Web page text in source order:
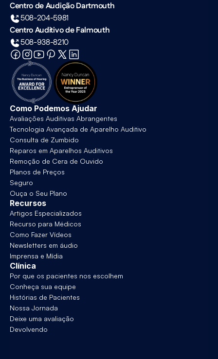
Centro de Audição Dartmouth
508-204-5981
Centro Auditivo de Falmouth
508-938-8210
Como Podemos Ajudar
Avaliações Auditivas Abrangentes
Tecnologia Avançada de Aparelho Auditivo
Consulta de Zumbido
Reparos em Aparelhos Auditivos
Remoção de Cera de Ouvido
Planos de Preços
Seguro
Ouça o Seu Plano
Recursos
Artigos Especializados
Recurso para Médicos
Como Fazer Vídeos
Newsletters em áudio
Imprensa e Mídia
Clínica
Por que os pacientes nos escolhem
Conheça sua equipe
Histórias de Pacientes
Nossa Jornada
Deixe uma avaliação
Devolvendo